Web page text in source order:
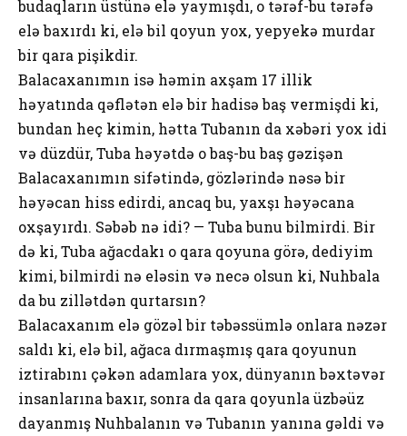
budaqların üstünə elə yaymışdı, o tərəf-bu tərəfə
elə baxırdı ki, elə bil qoyun yox, yepyekə murdar
bir qara pişikdir.
Balacaxanımın isə həmin axşam 17 illik
həyatında qəflətən elə bir hadisə baş vermişdi ki,
bundan heç kimin, hətta Tubanın da xəbəri yox idi
və düzdür, Tuba həyətdə o baş-bu baş gəzişən
Balacaxanımın sifətində, gözlərində nəsə bir
həyəcan hiss edirdi, ancaq bu, yaxşı həyəcana
oxşayırdı. Səbəb nə idi? — Tuba bunu bilmirdi. Bir
də ki, Tuba ağacdakı o qara qoyuna görə, dediyim
kimi, bilmirdi nə eləsin və necə olsun ki, Nuhbala
da bu zillətdən qurtarsın?
Balacaxanım elə gözəl bir təbəssümlə onlara nəzər
saldı ki, elə bil, ağaca dırmaşmış qara qoyunun
iztirabını çəkən adamlara yox, dünyanın bəxtəvər
insanlarına baxır, sonra da qara qoyunla üzbəüz
dayanmış Nuhbalanın və Tubanın yanına gəldi və